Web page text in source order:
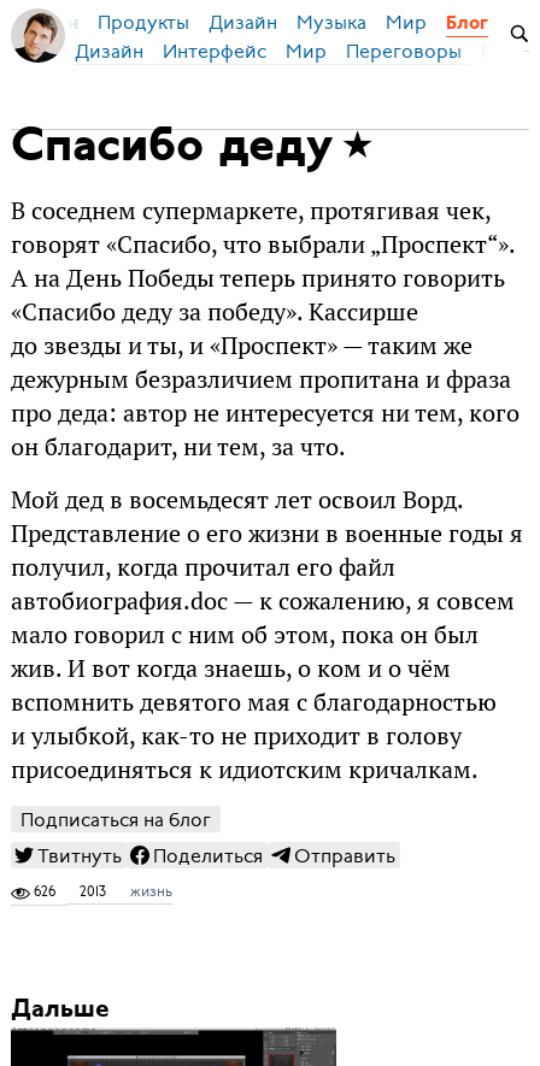
Бирман Продукты Дизайн Музыка Мир Блог
Дизайн Интерфейс Мир Переговоры
Спасибо деду
В соседнем супермаркете, протягивая чек,
говорят «Спасибо, что выбрали „Проспект“».
А на День Победы теперь принято говорить
«Спасибо деду за победу». Кассирше
до звезды и ты, и «Проспект» — таким же
дежурным безразличием пропитана и фраза
про деда: автор не интересуется ни тем, кого
он благодарит, ни тем, за что.
Мой дед в восемьдесят лет освоил Ворд.
Представление о его жизни в военные годы я
получил, когда прочитал его файл
автобиография.doc — к сожалению, я совсем
мало говорил с ним об этом, пока он был
жив. И вот когда знаешь, о ком и о чём
вспомнить девятого мая с благодарностью
и улыбкой, как-то не приходит в голову
присоединяться к идиотским кричалкам.
Подписаться на блог
Твитнуть
Поделиться Отправить
626 2013 жизнь
Дальше